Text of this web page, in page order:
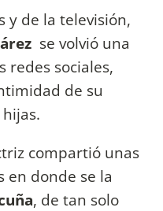
y de la televisión,
se volvió una
redes sociales,
de su
compartió unas
en donde se la
, de tan solo